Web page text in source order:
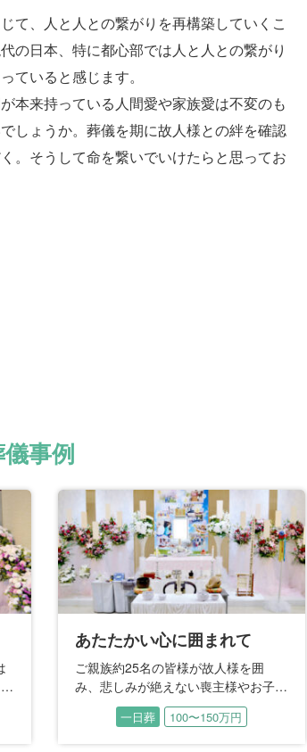
て、人と人との繋がりを再構築していくこ
の日本、特に都心部では人と人との繋がり
ていると感じます。
本来持っている人間愛や家族愛は不変のも
しょうか。葬儀を期に故人様との絆を確認
。そうして命を繋いでいけたらと思ってお
事例
あたたかい心に囲まれて
ご親族約25名の皆様が故人様を囲
み、悲しみが絶えない喪主様やお子様
方に声をかけ心を寄り添われた時間。
ご葬儀当日には「よき思い出」とし
て、急遽のご要望でご親族集合写真を
一日葬 100〜150万円